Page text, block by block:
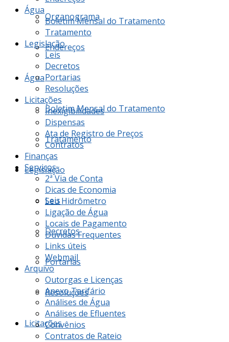
Organograma
Endereços
Água
Boletim Mensal do Tratamento
Tratamento
Legislação
Leis
Decretos
Portarias
Resoluções
Licitações
Água
Boletim Mensal do Tratamento
Tratamento
Legislação
Leis
Decretos
Portarias
Resoluções
Licitações
Inexigibilidades
Dispensas
Ata de Registro de Preços
Contratos
Finanças
Serviços
2ª Via de Conta
Dicas de Economia
Seu Hidrômetro
Ligação de Água
Locais de Pagamento
Dúvidas Frequentes
Links úteis
Webmail
Arquivo
Outorgas e Licenças
Anexo Tarifário
Análises de Água
Análises de Efluentes
Convênios
Contratos de Rateio